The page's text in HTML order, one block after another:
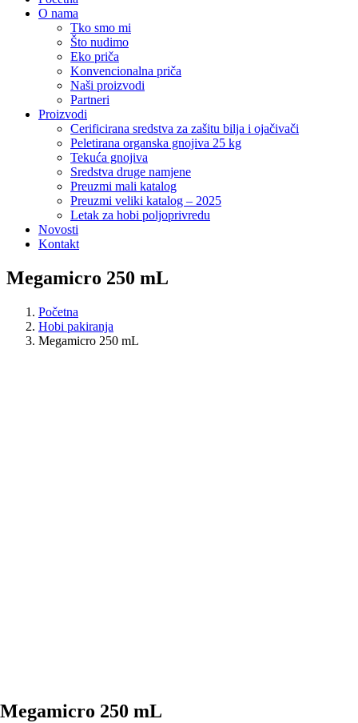
O nama
Tko smo mi
Što nudimo
Eko priča
Konvencionalna priča
Naši proizvodi
Partneri
Proizvodi
Cerificirana sredstva za zašitu bilja i ojačivači
Peletirana organska gnojiva 25 kg
Tekuća gnojiva
Sredstva druge namjene
Preuzmi mali katalog
Preuzmi veliki katalog – 2025
Letak za hobi poljoprivredu
Novosti
Kontakt
Megamicro 250 mL
Početna
Hobi pakiranja
Megamicro 250 mL
Megamicro 250 mL